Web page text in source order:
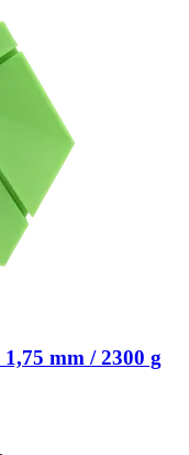
mm / 2300 g